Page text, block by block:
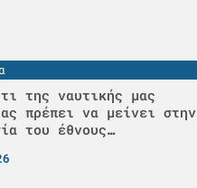
της ναυτικής μας
πρέπει να μείνει στην
του έθνους…